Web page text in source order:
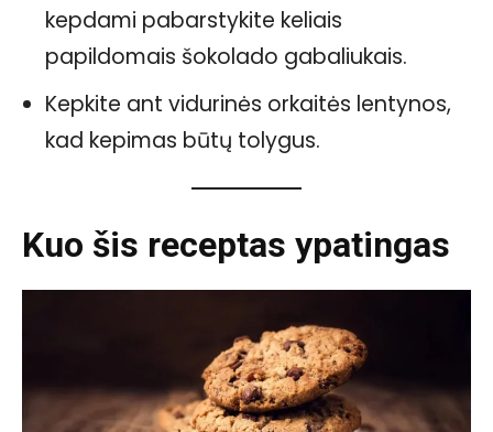
kepdami pabarstykite keliais
papildomais šokolado gabaliukais.
Kepkite ant vidurinės orkaitės lentynos,
kad kepimas būtų tolygus.
Kuo šis receptas ypatingas